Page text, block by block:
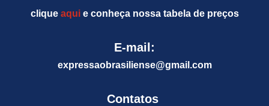
clique aquie conheça nossa tabela de preços
E-mail:
expressaobrasiliense@gmail.com
Contatos